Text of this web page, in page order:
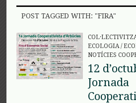
POST TAGGED WITH: "FIRA"
ECOLOGIA/
NOTÍCIES
12
Jornada